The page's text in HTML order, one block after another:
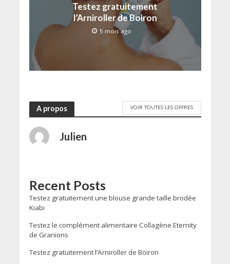
Testez gratuitement
l’Arniroller de Boiron
5 mois ago
A propos VOIR TOUTES LES OFFRES
Julien
Recent Posts
Testez gratuitement une blouse grande taille brodée
Kiabi
Testez le complément alimentaire Collagène Eternity
de Granions
Testez gratuitement l’Arniroller de Boiron